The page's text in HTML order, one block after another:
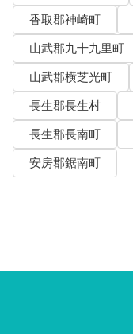
香取郡神崎町
山武郡九十九里町
山武郡横芝光町
長生郡長生村
長生郡長南町
安房郡鋸南町